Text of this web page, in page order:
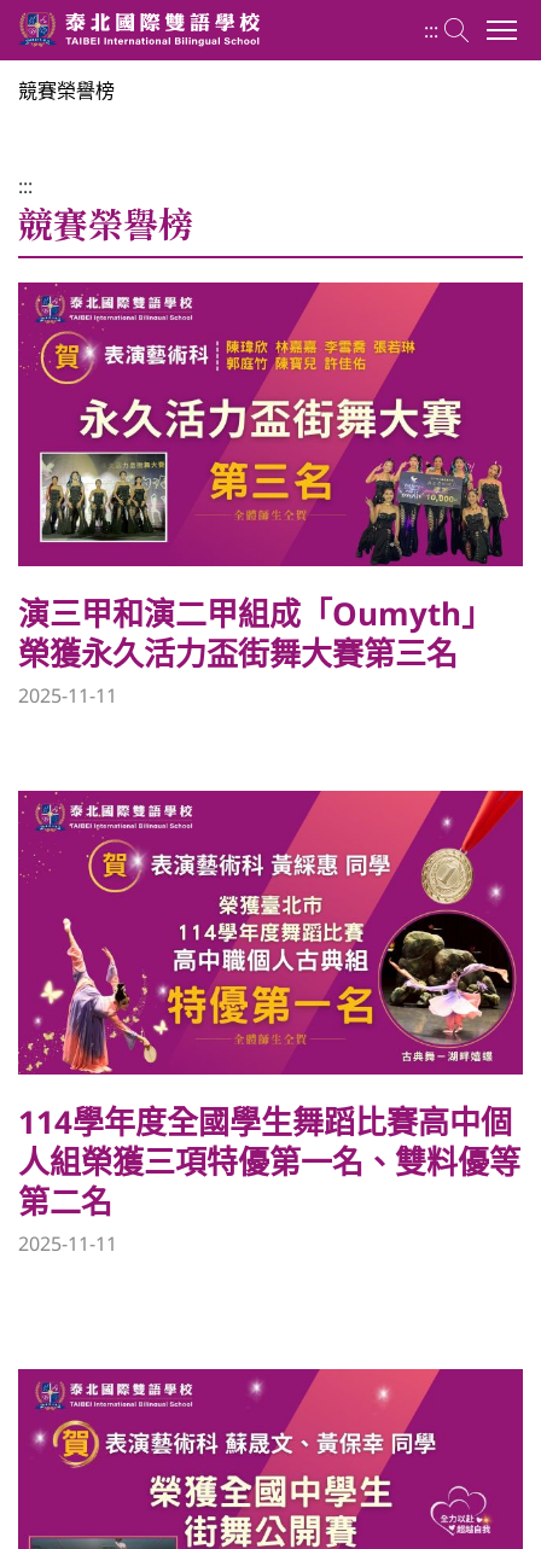
競賽榮譽榜
:::
競賽榮譽榜
演三甲和演二甲組成「Oumyth」
榮獲永久活力盃街舞大賽第三名
2025-11-11
114學年度全國學生舞蹈比賽高中個
人組榮獲三項特優第一名、雙料優等
第二名
2025-11-11
:::
最新消息
課程規劃
師資陣容
競賽榮譽榜
升學成果
回官網首頁